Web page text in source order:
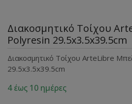
Διακοσμητικό Τοίχου
Polyresin 29.5x3.5x39.5cm
Διακοσμητικό Τοίχου ArteLibre
29.5x3.5x39.5cm
4 έως 10 ημέρες